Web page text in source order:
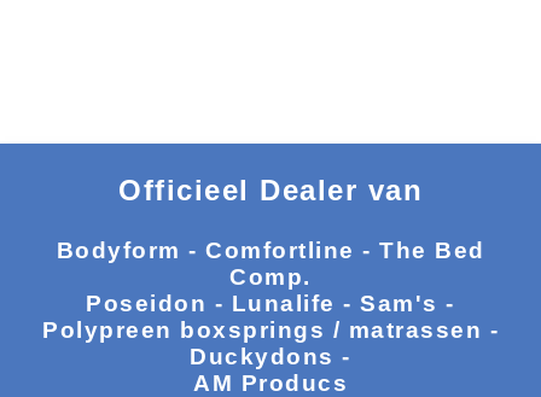
Officieel Dealer van
Bodyform - Comfortline - The Bed
Comp.
Poseidon - Lunalife - Sam's -
Polypreen boxsprings / matrassen -
Duckydons -
AM Producs